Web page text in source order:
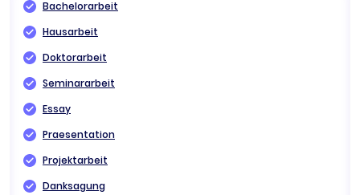
Bachelorarbeit
Hausarbeit
Doktorarbeit
Seminararbeit
Essay
Praesentation
Projektarbeit
Danksagung